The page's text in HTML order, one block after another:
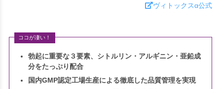
ヴィトックスα公式
ココが凄い！
勃起に重要な３要素、シトルリン・アルギニン・亜鉛成
分をたっぷり配合
国内GMP認定工場生産による徹底した品質管理を実現